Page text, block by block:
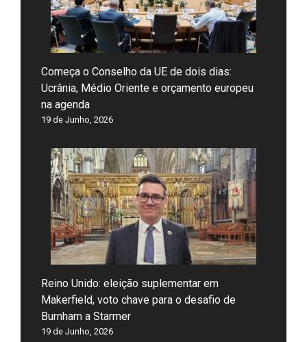
Começa o Conselho da UE de dois dias:
Ucrânia, Médio Oriente e orçamento europeu
na agenda
19 de Junho, 2026
Reino Unido: eleição suplementar em
Makerfield, voto chave para o desafio de
Burnham a Starmer
19 de Junho, 2026